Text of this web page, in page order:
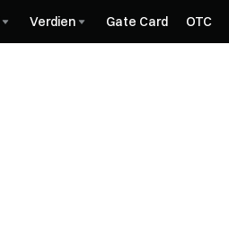
Verdien Gate Card OTC